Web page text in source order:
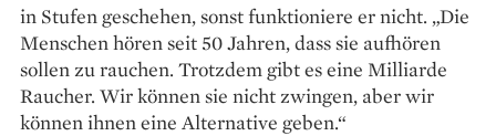
in Stufen geschehen, sonst funktioniere er nicht. „Die
Menschen hören seit 50 Jahren, dass sie aufhören
sollen zu rauchen. Trotzdem gibt es eine Milliarde
Raucher. Wir können sie nicht zwingen, aber wir
können ihnen eine Alternative geben.“